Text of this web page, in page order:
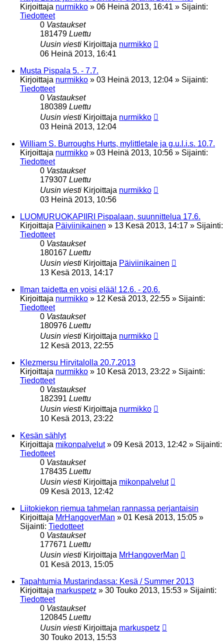
Kirjoittaja nurmikko » 06 Heinä 2013, 16:41 » Sijainti:
Tiedotteet
0 Vastaukset
181479 Luettu
Uusin viesti Kirjoittaja nurmikko
06 Heinä 2013, 16:41
Musta Pispala 5. - 7.7.
Kirjoittaja nurmikko » 03 Heinä 2013, 12:04 » Sijainti:
Tiedotteet
0 Vastaukset
180389 Luettu
Uusin viesti Kirjoittaja nurmikko
03 Heinä 2013, 12:04
William S. Burroughs Hurts, mylittletale ja g.u.l.i.s. 10.7.
Kirjoittaja nurmikko » 03 Heinä 2013, 10:56 » Sijainti:
Tiedotteet
0 Vastaukset
179307 Luettu
Uusin viesti Kirjoittaja nurmikko
03 Heinä 2013, 10:56
LUOMURUOKAPIIRI Pispalaan, suunnittelua 17.6.
Kirjoittaja Päiviinikainen » 13 Kesä 2013, 14:17 » Sijainti:
Tiedotteet
0 Vastaukset
180167 Luettu
Uusin viesti Kirjoittaja Päiviinikainen
13 Kesä 2013, 14:17
Ilman taidetta en voisi elää! 12.6. - 20.6.
Kirjoittaja nurmikko » 12 Kesä 2013, 22:55 » Sijainti:
Tiedotteet
0 Vastaukset
180976 Luettu
Uusin viesti Kirjoittaja nurmikko
12 Kesä 2013, 22:55
Klezmersu Hirvitalolla 20.7.2013
Kirjoittaja nurmikko » 10 Kesä 2013, 23:22 » Sijainti:
Tiedotteet
0 Vastaukset
182391 Luettu
Uusin viesti Kirjoittaja nurmikko
10 Kesä 2013, 23:22
Kesän sählyt
Kirjoittaja mikonpalvelut» 09 Kesä 2013, 12:42 » Sijainti:
Tiedotteet
0 Vastaukset
178435 Luettu
Uusin viesti Kirjoittaja mikonpalvelut
09 Kesä 2013, 12:42
Liitokiekon riemua tahmelan rannassa perjantaisin
Kirjoittaja MrHangoverMan » 01 Kesä 2013, 15:05 »
Sijainti: Tiedotteet
0 Vastaukset
177671 Luettu
Uusin viesti Kirjoittaja MrHangoverMan
01 Kesä 2013, 15:05
Tapahtumia Mustarindassa: Kesä / Summer 2013
Kirjoittaja markuspetz » 30 Touko 2013, 15:53 » Sijainti:
Tiedotteet
0 Vastaukset
120845 Luettu
Uusin viesti Kirjoittaja markuspetz
30 Touko 2013, 15:53